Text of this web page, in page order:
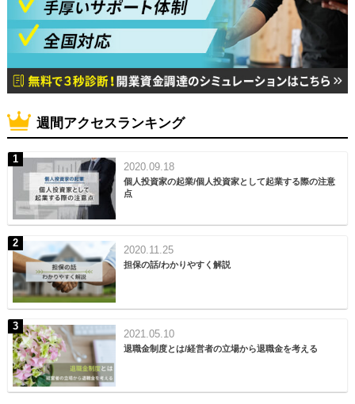
週間アクセスランキング
2020.09.18
個人投資家の起業/個人投資家として起業する際の注意
点
2020.11.25
担保の話/わかりやすく解説
2021.05.10
退職金制度とは/経営者の立場から退職金を考える